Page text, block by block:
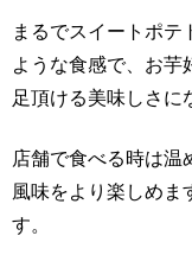
まるでスイートポテ
ような食感で、お芋
足頂ける美味しさに
店舗で食べる時は温
風味をより楽しめま
す。